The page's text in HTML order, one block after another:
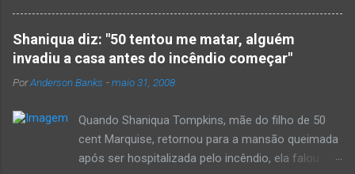
espécie de "ensaio-tributo" ao disco mais
importante do rap brasileiro, que completará 17
anos agora em 2008. Falo de "Holocausto
Urbano", do grupo paulistano Racionais MC's.
Como de costume, uma pequena digressão. É
que o brasileiro não tem memória. Fala-se
muito por aí que não cultuamos nossos
antepassados nem nossa rica história
Shaniqua diz: "50 tentou me matar, alguém
invadiu a casa antes do incêndio começar"
PorAnderson Banks -maio 31, 2008
Quando Shaniqua Tompkins, mãe do filho de 50
cent Marquise, retornou para a mansão queimada
após ser hospitalizada pelo incêndio, ela falou